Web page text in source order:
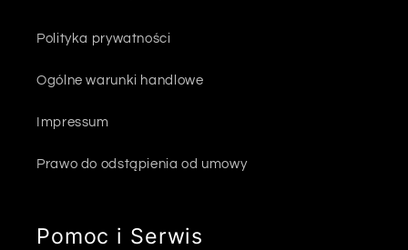
Polityka prywatności
Ogólne warunki handlowe
Impressum
Prawo do odstąpienia od umowy
Pomoc i Serwis